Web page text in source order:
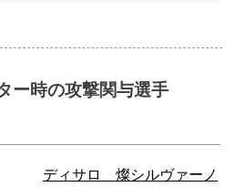
ー時の攻撃関与選手
ディサロ 燦シルヴァーノ